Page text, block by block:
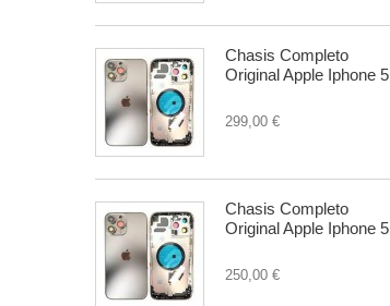
Chasis Completo
Original Apple Iphone 5
299,00 €
Chasis Completo
Original Apple Iphone 5
250,00 €